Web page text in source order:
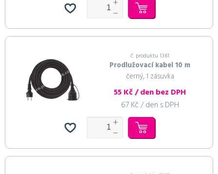
č. produktu 1361
Prodlužovací kabel 10 m
černý, 1 zásuvka
55 Kč / den bez DPH
67 Kč / den s DPH